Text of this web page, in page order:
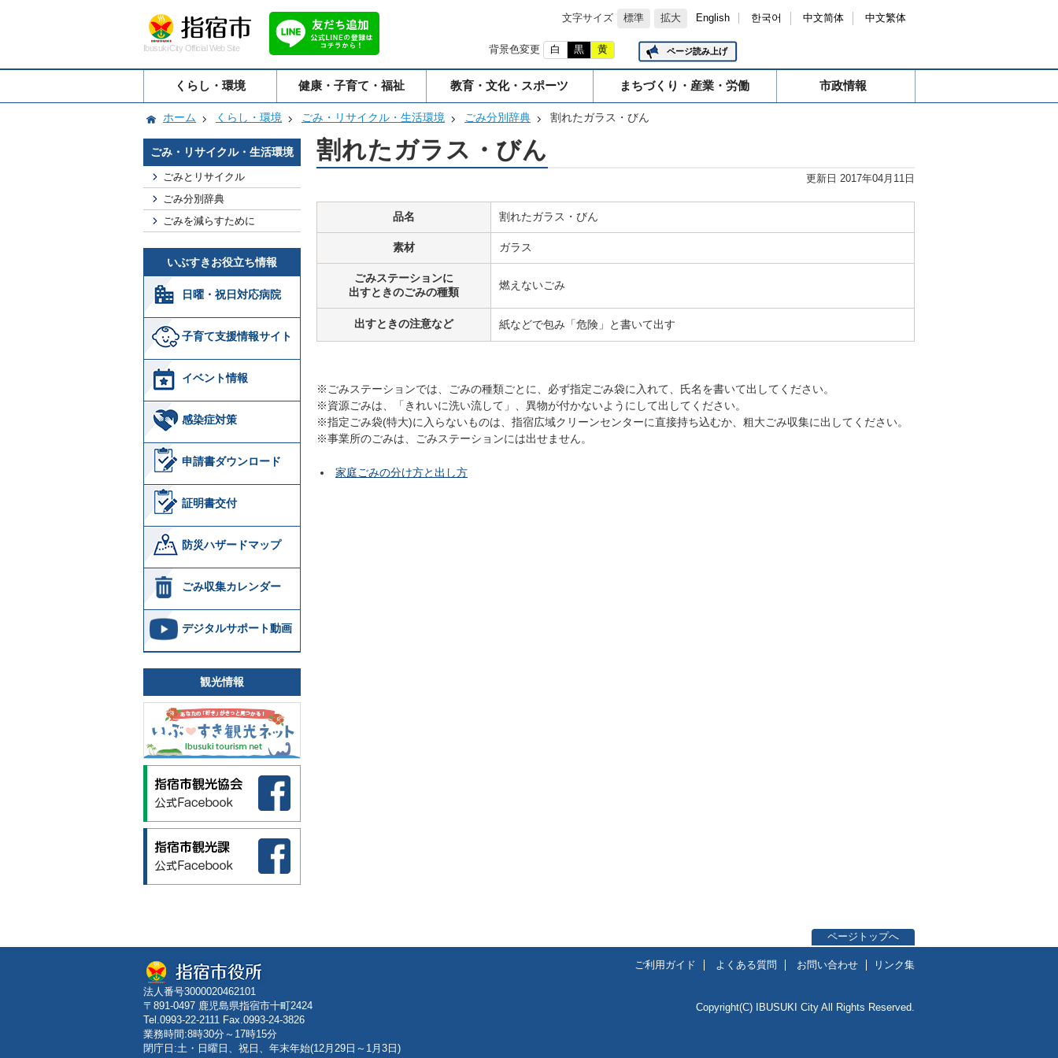
文字サイズ 標準 拡大 English 한국어 中文简体 中文繁体
Ibusuki City Official Web Site 背景色変更 白 黒 黄 ページ読み上げ
くらし・環境 健康・子育て・福祉 教育・文化・スポーツ まちづくり・産業・労働 市政情報
ホーム くらし・環境 ごみ・リサイクル・生活環境 ごみ分別辞典 割れたガラス・びん
ごみ・リサイクル・生活環境
ごみとリサイクル
ごみ分別辞典
ごみを減らすために
いぶすきお役立ち情報
日曜・祝日対応病院
子育て支援情報サイト
イベント情報
感染症対策
申請書ダウンロード
証明書交付
防災ハザードマップ
ごみ収集カレンダー
デジタルサポート動画
観光情報
割れたガラス・びん
更新日 2017年04月11日
品名 割れたガラス・びん
素材 ガラス
ごみステーションに
出すときのごみの種類
燃えないごみ
出すときの注意など 紙などで包み「危険」と書いて出す
※ごみステーションでは、ごみの種類ごとに、必ず指定ごみ袋に入れて、氏名を書いて出してください。
※資源ごみは、「きれいに洗い流して」、異物が付かないようにして出してください。
※指定ごみ袋(特大)に入らないものは、指宿広域クリーンセンターに直接持ち込むか、粗大ごみ収集に出してください。
※事業所のごみは、ごみステーションには出せません。
家庭ごみの分け方と出し方
ページトップへ
法人番号3000020462101
〒891-0497 鹿児島県指宿市十町2424
Tel.0993-22-2111 Fax.0993-24-3826
業務時間:8時30分～17時15分
閉庁日:土・日曜日、祝日、年末年始(12月29日～1月3日)
ご利用ガイド よくある質問 お問い合わせ リンク集
Copyright(C) IBUSUKI City All Rights Reserved.